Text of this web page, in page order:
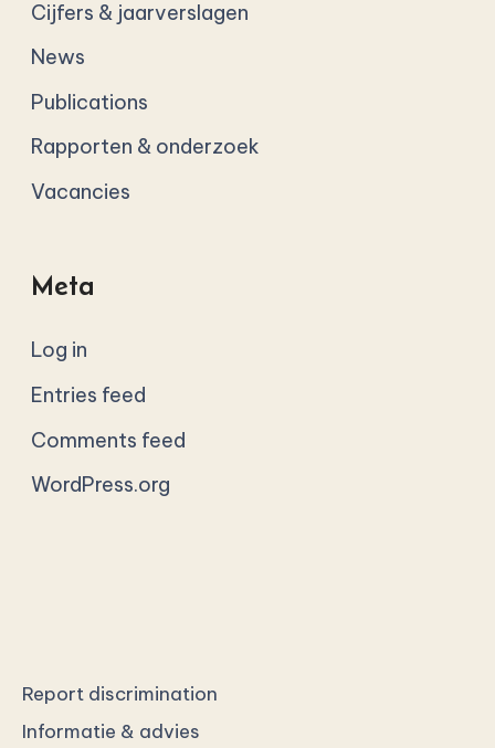
Cijfers & jaarverslagen
News
Publications
Rapporten & onderzoek
Vacancies
Meta
Log in
Entries feed
Comments feed
WordPress.org
Report discrimination
Informatie & advies